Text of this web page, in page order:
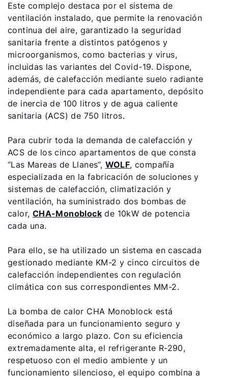
Este complejo destaca por el sistema de
ventilación instalado, que permite la renovación
continua del aire, garantizado la seguridad
sanitaria frente a distintos patógenos y
microorganismos, como bacterias y virus,
incluidas las variantes del Covid-19. Dispone,
además, de calefacción mediante suelo radiante
independiente para cada apartamento, depósito
de inercia de 100 litros y de agua caliente
sanitaria (ACS) de 750 litros.
Para cubrir toda la demanda de calefacción y
ACS de los cinco apartamentos de que consta
“Las Mareas de Llanes”, WOLF, compañía
especializada en la fabricación de soluciones y
sistemas de calefacción, climatización y
ventilación, ha suministrado dos bombas de
calor, CHA-Monoblock de 10kW de potencia
cada una.
Para ello, se ha utilizado un sistema en cascada
gestionado mediante KM-2 y cinco circuitos de
calefacción independientes con regulación
climática con sus correspondientes MM-2.
La bomba de calor CHA Monoblock está
diseñada para un funcionamiento seguro y
económico a largo plazo. Con su eficiencia
extremadamente alta, el refrigerante R-290,
respetuoso con el medio ambiente y un
funcionamiento silencioso, el equipo combina a
Olá!
Como podemos ajudá-lo?
Serviço ao cliente
Ferramentas
Ligações importantes
Downloads
Service App